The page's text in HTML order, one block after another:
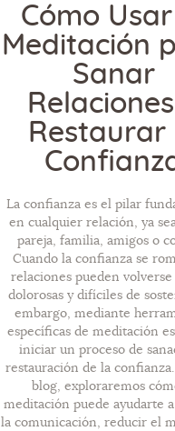
Cómo
Meditación
Sanar
Restaurar
La confianza es el pilar
en cualquier relación, ya
pareja, familia, amigos o
Cuando la confianza se
relaciones pueden volverse
dolorosas y difíciles de
embargo, mediante
específicas de meditación
iniciar un proceso de
restauración de la
blog, exploraremos
meditación puede ayudarte
la comunicación, reducir el